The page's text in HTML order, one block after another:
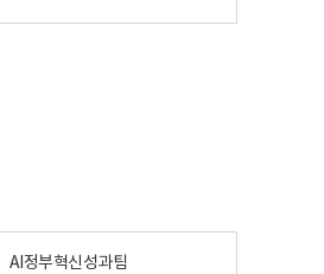
AI정부혁신성과팀